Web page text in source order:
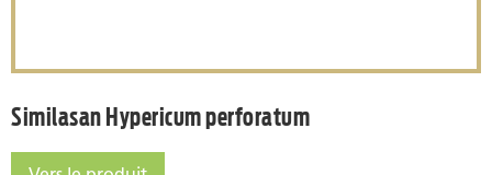
Similasan Hypericum perforatum